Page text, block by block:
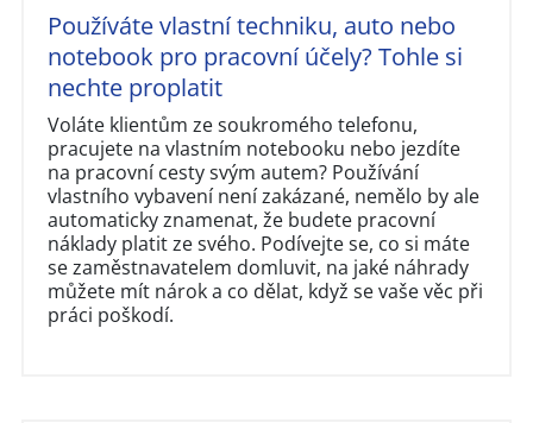
Používáte vlastní techniku, auto nebo
notebook pro pracovní účely? Tohle si
nechte proplatit
Voláte klientům ze soukromého telefonu,
pracujete na vlastním notebooku nebo jezdíte
na pracovní cesty svým autem? Používání
vlastního vybavení není zakázané, nemělo by ale
automaticky znamenat, že budete pracovní
náklady platit ze svého. Podívejte se, co si máte
se zaměstnavatelem domluvit, na jaké náhrady
můžete mít nárok a co dělat, když se vaše věc při
práci poškodí.